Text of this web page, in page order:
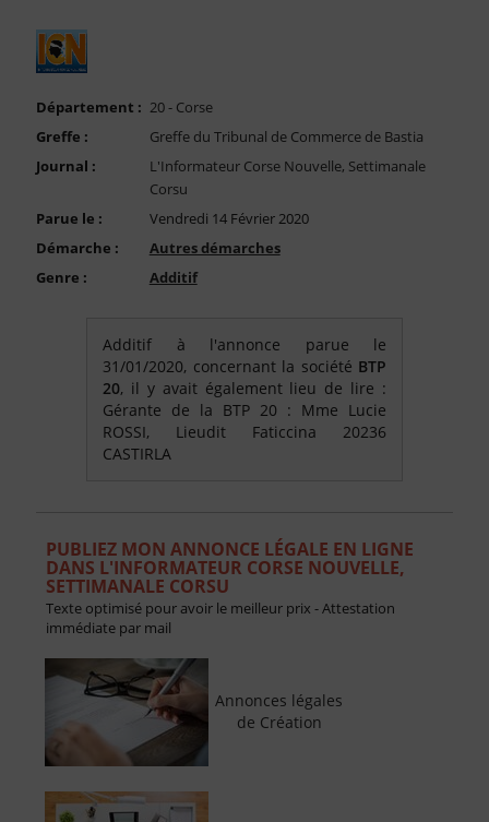
Le Blog pour les Entreprises
FAQ
Nous Contacter
Département : 20 - Corse
Greffe :
Greffe du Tribunal de Commerce de Bastia
Journal :
L'Informateur Corse Nouvelle, Settimanale
Corsu
Parue le :
Vendredi 14 Février 2020
Démarche :
Autres démarches
Genre :
Additif
Additif à l'annonce parue le
31/01/2020, concernant la société BTP
20, il y avait également lieu de lire :
Gérante de la BTP 20 : Mme Lucie
ROSSI, Lieudit Faticcina 20236
CASTIRLA
PUBLIEZ MON ANNONCE LÉGALE EN LIGNE
DANS L'INFORMATEUR CORSE NOUVELLE,
SETTIMANALE CORSU
Texte optimisé pour avoir le meilleur prix - Attestation
immédiate par mail
Annonces légales
de Création